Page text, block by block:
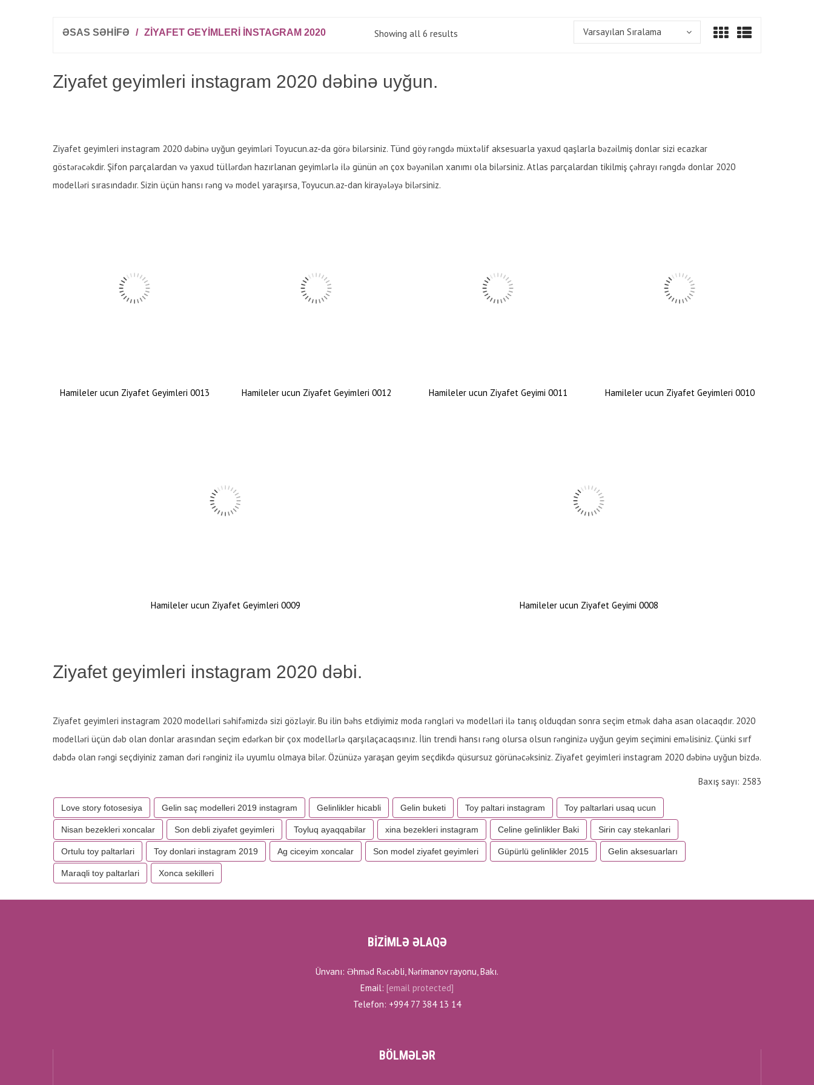
ƏSAS SƏHİFƏ / ZIYAFET GEYIMLERI INSTAGRAM 2020 Showing all 6 results Varsayılan Sıralama
Ziyafet geyimleri instagram 2020 dəbinə uyğun.
Ziyafet geyimleri instagram 2020 dəbinə uyğun geyimləri Toyucun.az-da görə bilərsiniz. Tünd göy rəngdə müxtəlif aksesuarla yaxud qaşlarla bəzəilmiş donlar sizi ecazkar
göstərəcəkdir. Şifon parçalardan və yaxud tüllərdən hazırlanan geyimlərlə ilə günün ən çox bəyənilən xanımı ola bilərsiniz. Atlas parçalardan tikilmiş çəhrayı rəngdə donlar 2020
modelləri sırasındadır. Sizin üçün hansı rəng və model yaraşırsa, Toyucun.az-dan kirayələyə bilərsiniz.
Hamileler ucun Ziyafet Geyimleri 0013 Hamileler ucun Ziyafet Geyimleri 0012 Hamileler ucun Ziyafet Geyimi 0011 Hamileler ucun Ziyafet Geyimleri 0010
Hamileler ucun Ziyafet Geyimleri 0009 Hamileler ucun Ziyafet Geyimi 0008
Ziyafet geyimleri instagram 2020 dəbi.
Ziyafet geyimleri instagram 2020 modelləri səhifəmizdə sizi gözləyir. Bu ilin bəhs etdiyimiz moda rəngləri və modelləri ilə tanış olduqdan sonra seçim etmək daha asan olacaqdır. 2020
modelləri üçün dəb olan donlar arasından seçim edərkən bir çox modellərlə qarşılaçacaqsınız. İlin trendi hansı rəng olursa olsun rənginizə uyğun geyim seçimini eməlisiniz. Çünki sırf
dəbdə olan rəngi seçdiyiniz zaman dəri rənginiz ilə uyumlu olmaya bilər. Özünüzə yaraşan geyim seçdikdə qüsursuz görünəcəksiniz. Ziyafet geyimleri instagram 2020 dəbinə uyğun bizdə.
Baxış sayı: 2583
Love story fotosesiya Gelin saç modelleri 2019 instagram Gelinlikler hicabli Gelin buketi Toy paltari instagram Toy paltarlari usaq ucun
Nisan bezekleri xoncalar Son debli ziyafet geyimleri Toyluq ayaqqabilar xina bezekleri instagram Celine gelinlikler Baki Sirin cay stekanlari
Ortulu toy paltarlari Toy donlari instagram 2019 Ag ciceyim xoncalar Son model ziyafet geyimleri Güpürlü gelinlikler 2015 Gelin aksesuarları
Maraqli toy paltarlari Xonca sekilleri
BİZİMLƏ ƏLAQƏ
Ünvanı: Əhməd Rəcəbli, Nərimanov rayonu, Bakı.
Email: [email protected]
Telefon: +994 77 384 13 14
BÖLMƏLƏR